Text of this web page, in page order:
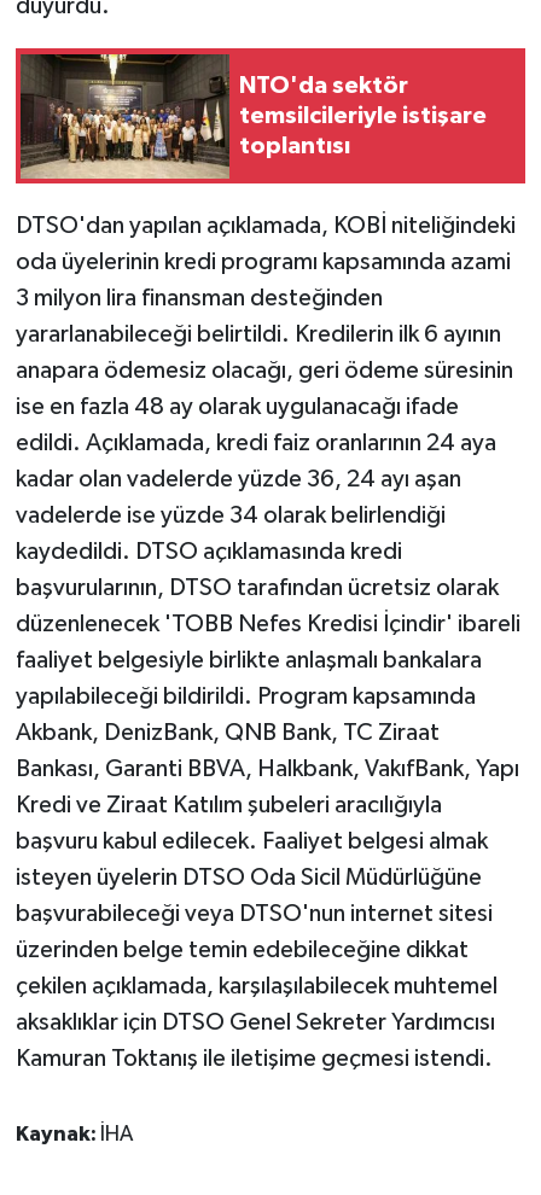
duyurdu.
NTO'da sektör
temsilcileriyle istişare
toplantısı
DTSO'dan yapılan açıklamada, KOBİ niteliğindeki
oda üyelerinin kredi programı kapsamında azami
3 milyon lira finansman desteğinden
yararlanabileceği belirtildi. Kredilerin ilk 6 ayının
anapara ödemesiz olacağı, geri ödeme süresinin
ise en fazla 48 ay olarak uygulanacağı ifade
edildi. Açıklamada, kredi faiz oranlarının 24 aya
kadar olan vadelerde yüzde 36, 24 ayı aşan
vadelerde ise yüzde 34 olarak belirlendiği
kaydedildi. DTSO açıklamasında kredi
başvurularının, DTSO tarafından ücretsiz olarak
düzenlenecek 'TOBB Nefes Kredisi İçindir' ibareli
faaliyet belgesiyle birlikte anlaşmalı bankalara
yapılabileceği bildirildi. Program kapsamında
Akbank, DenizBank, QNB Bank, TC Ziraat
Bankası, Garanti BBVA, Halkbank, VakıfBank, Yapı
Kredi ve Ziraat Katılım şubeleri aracılığıyla
başvuru kabul edilecek. Faaliyet belgesi almak
isteyen üyelerin DTSO Oda Sicil Müdürlüğüne
başvurabileceği veya DTSO'nun internet sitesi
üzerinden belge temin edebileceğine dikkat
çekilen açıklamada, karşılaşılabilecek muhtemel
aksaklıklar için DTSO Genel Sekreter Yardımcısı
Kamuran Toktanış ile iletişime geçmesi istendi.
Kaynak: İHA
Gayrimenkul
GENEL
GÜNDEM
Güvenlik
HABERDE İNSAN
İNSAN
Jandarma
Kadın
MAGAZİN
Otomobil
POLİTİKA
Sağlık
SİYASET
SPOR HABERLERİ
TEKNOLOJİ